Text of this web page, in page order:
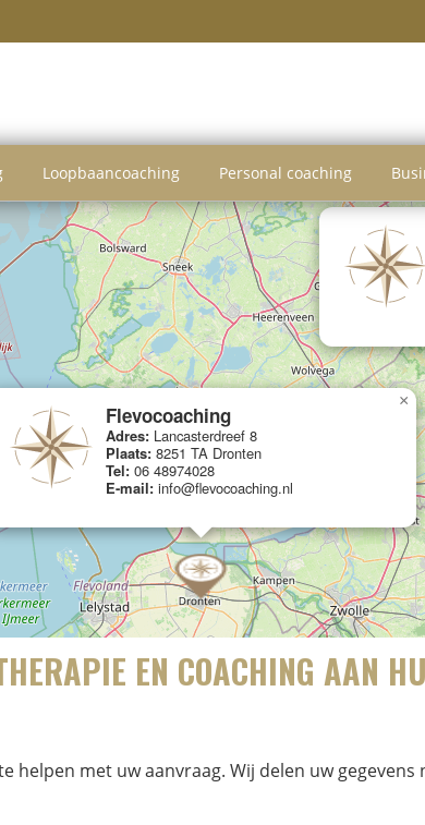
Loopbaancoaching Personal coaching
Flevocoaching
Adres: Lancasterdreef 8
Plaats: 8251 TA Dronten
Tel: 06 48974028
E-mail: info@flevocoaching.nl
×
EN COACHING AAN
met uw aanvraag. Wij delen uw